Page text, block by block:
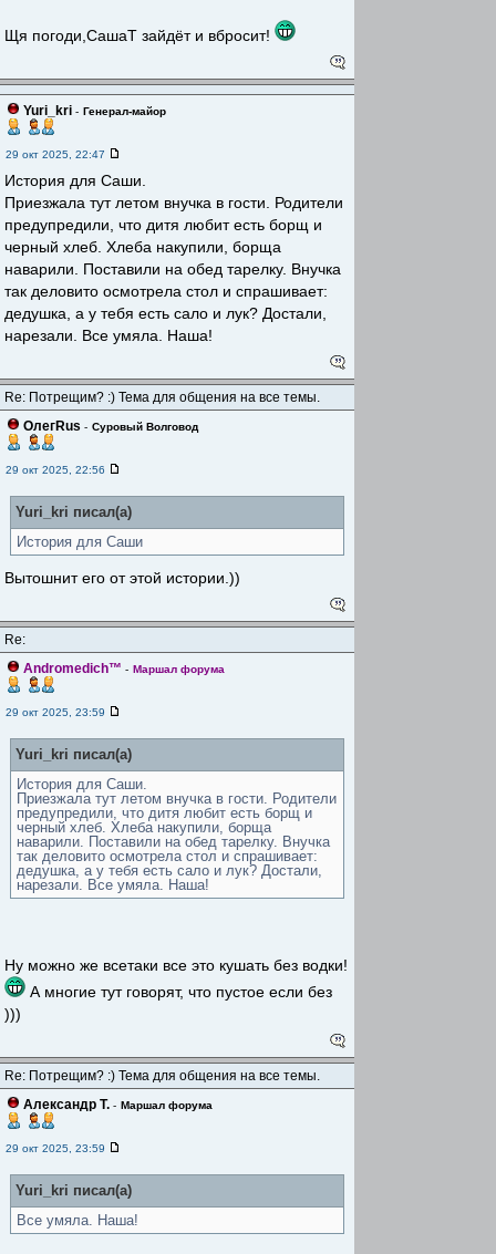
Щя погоди,СашаТ зайдёт и вбросит!
Yuri_kri - Генерал-майор
29 окт 2025, 22:47
История для Саши.
Приезжала тут летом внучка в гости. Родители
предупредили, что дитя любит есть борщ и
черный хлеб. Хлеба накупили, борща
наварили. Поставили на обед тарелку. Внучка
так деловито осмотрела стол и спрашивает:
дедушка, а у тебя есть сало и лук? Достали,
нарезали. Все умяла. Наша!
Re: Потрещим? :) Тема для общения на все темы.
ОлегRus - Суровый Волговод
29 окт 2025, 22:56
Yuri_kri писал(а)
История для Саши
Вытошнит его от этой истории.))
Re:
Andromedich™ - Маршал форума
29 окт 2025, 23:59
Yuri_kri писал(а)
История для Саши.
Приезжала тут летом внучка в гости. Родители
предупредили, что дитя любит есть борщ и
черный хлеб. Хлеба накупили, борща
наварили. Поставили на обед тарелку. Внучка
так деловито осмотрела стол и спрашивает:
дедушка, а у тебя есть сало и лук? Достали,
нарезали. Все умяла. Наша!
Ну можно же всетаки все это кушать без водки!
А многие тут говорят, что пустое если без
)))
Re: Потрещим? :) Тема для общения на все темы.
Александр Т. - Маршал форума
29 окт 2025, 23:59
Yuri_kri писал(а)
Все умяла. Наша!